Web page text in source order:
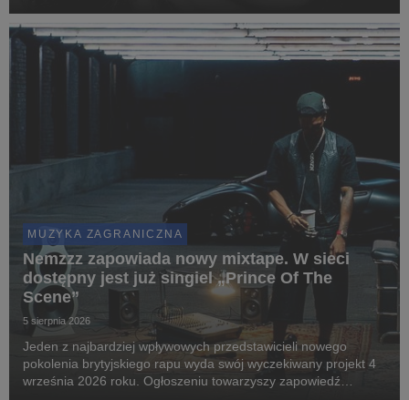
Sensation (Afterhours Mix)”.
MUZYKA ZAGRANICZNA
Nemzzz zapowiada nowy mixtape. W sieci
dostępny jest już singiel „Prince Of The
Scene”
5 sierpnia 2026
Jeden z najbardziej wpływowych przedstawicieli nowego
pokolenia brytyjskiego rapu wyda swój wyczekiwany projekt 4
września 2026 roku. Ogłoszeniu towarzyszy zapowiedź